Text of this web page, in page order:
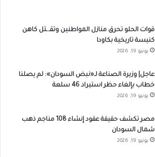
قوات الحلو تحرق منازل المواطنين وتقـ.ـتل كاهن
كنيسة تاريخية بكاودا
يونيو 19, 2026
عاجل| وزيرة الصناعة لـ«نبض السودان»: لم يصلنا
خطاب بإلغاء حظر استيراد 46 سلعة
يونيو 19, 2026
مصر تكشف حقيقة عقود إنشاء 108 مناجم ذهب
شمال السودان
يونيو 19, 2026